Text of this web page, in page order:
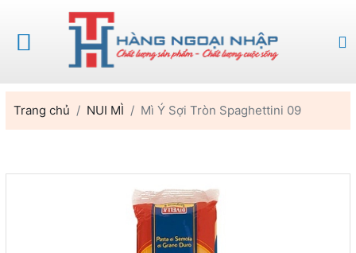
Trang chủ NUI MÌ Mì Ý Sợi Tròn Spaghettini 09